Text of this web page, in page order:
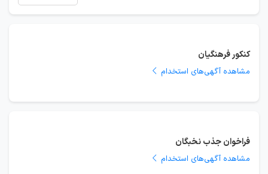
کنکور فرهنگیان
مشاهده آگهی‌های استخدام
فراخوان جذب نخبگان
مشاهده آگهی‌های استخدام